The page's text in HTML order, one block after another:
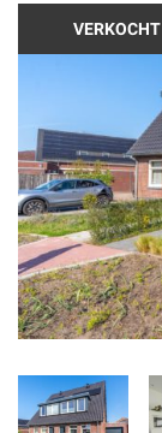
VERKOCHT